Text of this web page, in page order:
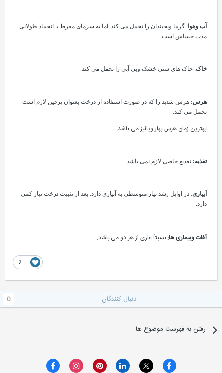
آب وهوا: گرما ویخبندان را تحمل می کند. اما به سرمای مفرط یا انجماد طولانی
مدت حساس است.
خاک: خاک های شنی خشک وبی آبی را تحمل می کند.
هرس:هرس شدید را که در صورت استفاده از درخت بعنوان پرچین لازم است
تحمل می کند.
بهترین زمان هرس بهار وپائیز می باشد.
تغذیه:تغذیع خاصی لازم نمی باشد.
آبیاری: در اوایل رشد نیاز متوسطی به آبیاری دارد. بعد از تثبیت درخت نیاز کمی
دارد.
آفات وبیماری ها:نسبتاً عاری از هر دو می باشد.
دنبال کنندگان
رفتن به فهرست موضوع ها